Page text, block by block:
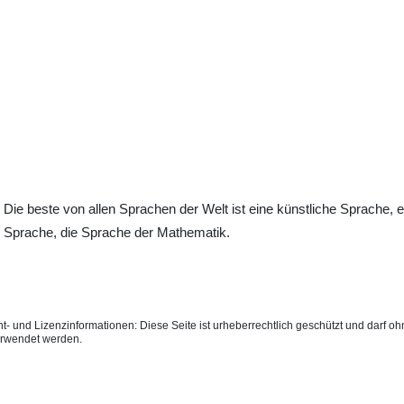
Die beste von allen Sprachen der Welt ist eine künstliche Sprache,
Sprache, die Sprache der Mathematik.
und Lizenzinformationen: Diese Seite ist urheberrechtlich geschützt und darf
werden.